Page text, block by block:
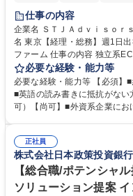
仕事の内容
企業名 ＳＴＪＡｄｖｉｓｏｒｓ
名 東京【経理・総務】週1日
ファーム 仕事の内容 独立系ECMアドバイザリーファームとして上場前後
の資本市場戦略を設計する当
バックオフィス業務からスタ
できる環境です。 ■日常経理、月次および年次決算サポート業務 ■本国
（グローバル）との英文メー
業務をお任せします。残業も
を進めやすく定着率の高い環境です。 募集職種 東京【経理
出社程度のリモート中心/残業
必要な経験・能力等
必要な経験・能力等 【必須】
■英語の読み書きに抵抗がな
可）【尚可】■外資系企業に
【働き方について】現在は週4
ライフバランスを重視する方
談可）。【求める人物像】幅
社内外と円滑にコミュニケー
正社員
株式会社日本政策投資銀行
【総合職/ポテンシャ
ソリューション提案